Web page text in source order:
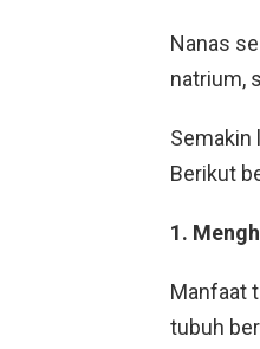
Nanas
natrium,
Semakin
Berikut
1.
Manfaat
tubuh